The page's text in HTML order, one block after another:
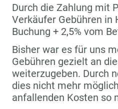
Durch die Zahlung mit
Verkäufer Gebühren in
Buchung + 2,5% vom
Bisher war es für uns
Gebühren gezielt an
weiterzugeben. Durch
dies nicht mehr
anfallenden Kosten so